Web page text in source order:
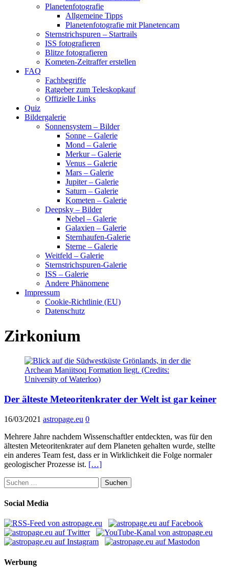
Planetenfotografie
Allgemeine Tipps
Planetenfotografie mit Planetencam
Sternstrichspuren – Startrails
ISS fotografieren
Blitze fotografieren
Kometen-Zeitraffer erstellen
FAQ
Fachbegriffe
Ratgeber zum Teleskopkauf
Offizielle Links
Quiz
Bildergalerie
Sonnensystem – Bilder
Sonne – Galerie
Mond – Galerie
Merkur – Galerie
Venus – Galerie
Mars – Galerie
Jupiter – Galerie
Saturn – Galerie
Kometen – Galerie
Deepsky – Bilder
Nebel – Galerie
Galaxien – Galerie
Sternhaufen-Galerie
Sterne – Galerie
Weitfeld – Galerie
Sternstrichspuren-Galerie
ISS – Galerie
Andere Phänomene
Impressum
Cookie-Richtlinie (EU)
Datenschutz
Zirkonium
Der älteste Meteoritenkrater der Welt ist gar keiner
16/03/2021 astropage.eu 0
Mehrere Jahre nachdem Wissenschaftler entdeckten, was für den
ältesten Meteoritenkrater auf dem Planeten gehalten wurde, stellte
ein anderes Team fest, dass er in Wirklichkeit die Folge normaler
geologischer Prozesse ist. […]
Suchen
nach:
Social Media
Werbung